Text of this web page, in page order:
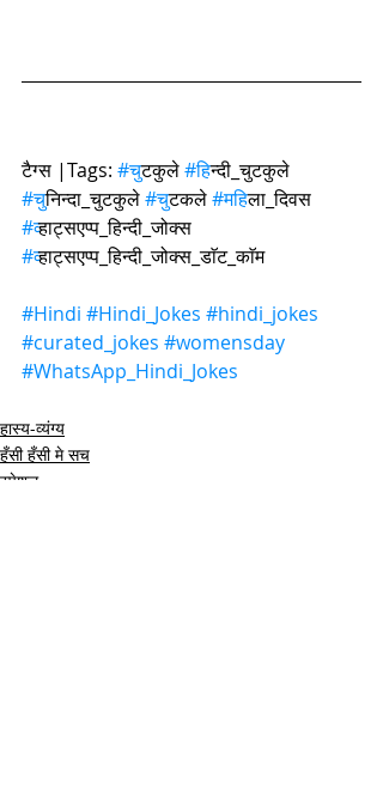
टैग्स |Tags: #चुटकुले #हिन्दी_चुटकुले
#चुनिन्दा_चुटकुले #चुटकले #महिला_दिवस
#व्हाट्सएप्प_हिन्दी_जोक्स
#व्हाट्सएप्प_हिन्दी_जोक्स_डाॅट_काॅम
#Hindi #Hindi_Jokes #hindi_jokes
#curated_jokes #womensday
#WhatsApp_Hindi_Jokes
हास्य-व्यंग्य
हँसी हँसी मे सच
स्पेशल